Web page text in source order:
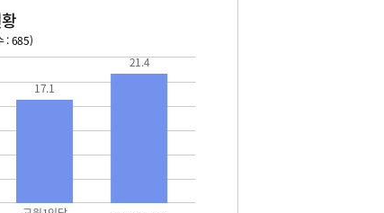
08. 15 토 ~ 2026. 08. 21 금
광복절
: 685)
17.1
21.4